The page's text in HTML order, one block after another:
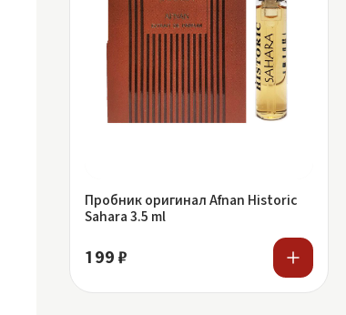
Пробник оригинал Afnan Historic
Sahara 3.5 ml
199 ₽